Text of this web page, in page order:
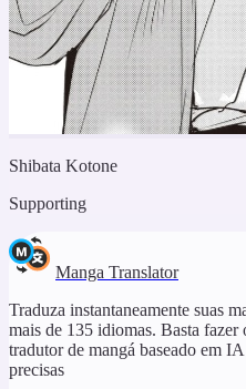
Shibata Kotone
Supporting
Manga Translator
Traduza instantaneamente suas
mais de 135 idiomas. Basta fazer
tradutor de mangá baseado em
precisas